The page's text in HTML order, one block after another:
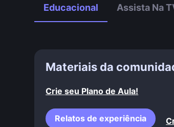
Educacional Assista Na
Materiais da
Crie seu Plano de Aula!
Relatos de experiência